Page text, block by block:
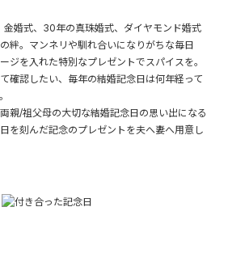
金婚式、30年の真珠婚式、ダイヤモンド婚式
絆。マンネリや馴れ合いになりがちな毎日
ジを入れた特別なプレゼントでスパイスを。
確認したい、毎年の結婚記念日は何年経って
親/祖父母の大切な結婚記念日の思い出になる
を刻んだ記念のプレゼントを夫へ妻へ用意し